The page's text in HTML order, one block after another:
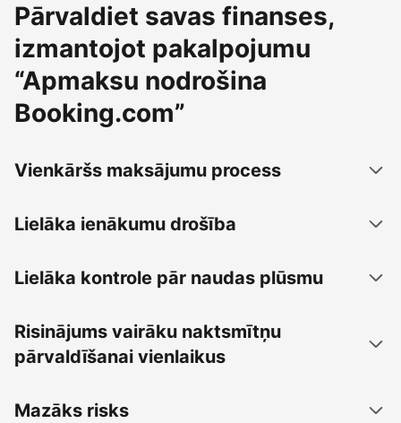
Pārvaldiet savas finanses,
izmantojot pakalpojumu
“Apmaksu nodrošina
Booking.com”
Vienkāršs maksājumu process
Lielāka ienākumu drošība
Lielāka kontrole pār naudas plūsmu
Risinājums vairāku naktsmītņu
pārvaldīšanai vienlaikus
Mazāks risks